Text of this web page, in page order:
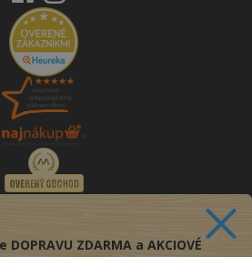
ZDARMA a AKCIOVÉ